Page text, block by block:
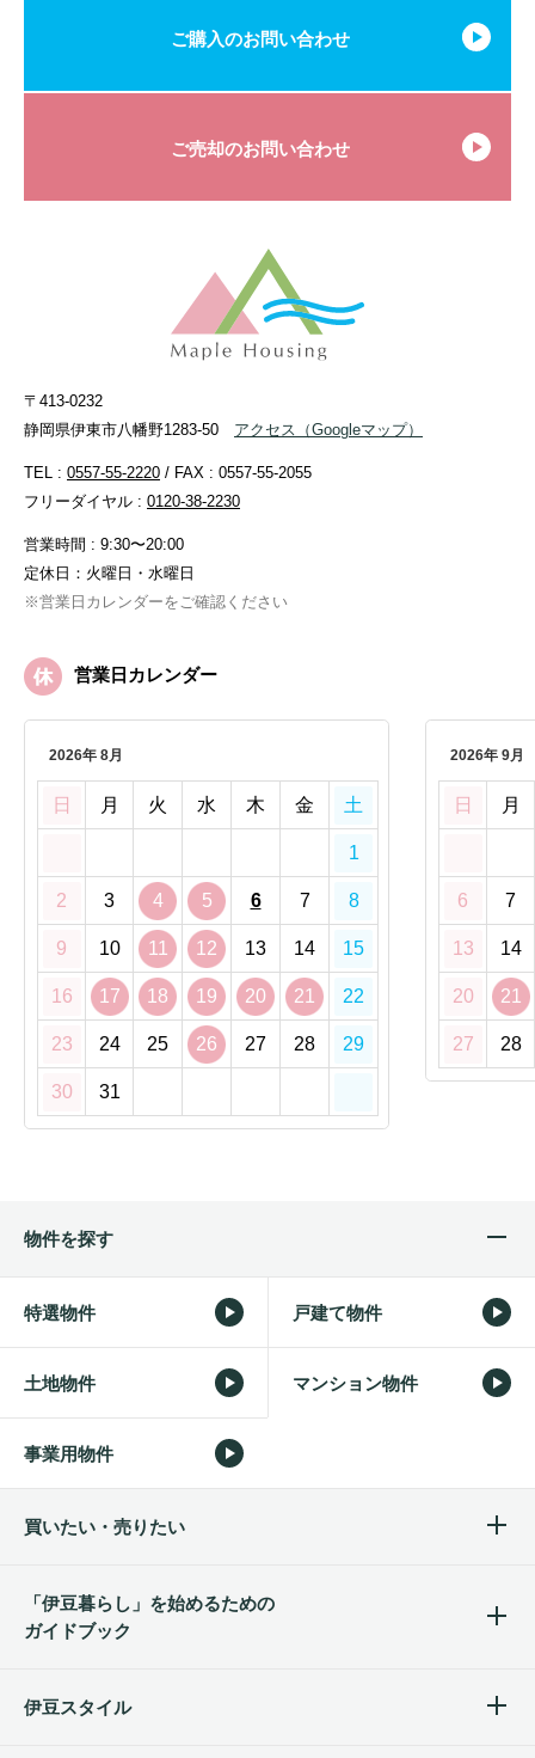
ご購入のお問い合わせ
ご売却のお問い合わせ
〒413-0232
静岡県伊東市八幡野1283-50
アクセス （Googleマップ）
TEL : 0557-55-2220 / FAX : 0557-55-2055
フリーダイヤル : 0120-38-2230
営業時間 : 9:30〜20:00
定休日：火曜日・水曜日
※営業日カレンダーをご確認ください
営業日カレンダー
2026年 8月
日 月 火 水 木 金 土
1
2 3 4 5 6 7 8
9 10 11 12 13 14 15
16 17 18 19 20 21 22
23 24 25 26 27 28 29
30 31
2026年 9月
日 月
6 7
13 14
20 21
27 28
物件を探す
特選物件 戸建て物件
土地物件 マンション物件
事業用物件
買いたい・売りたい
「伊豆暮らし」を始めるための
ガイドブック
伊豆スタイル